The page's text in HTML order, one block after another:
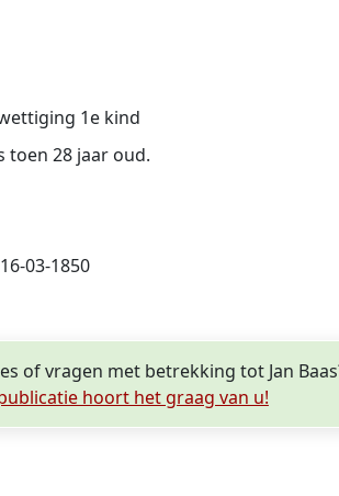
1e kind
toen 28 jaar oud.
03-1850
of vragen met betrekking tot Jan
hoort het graag van u!